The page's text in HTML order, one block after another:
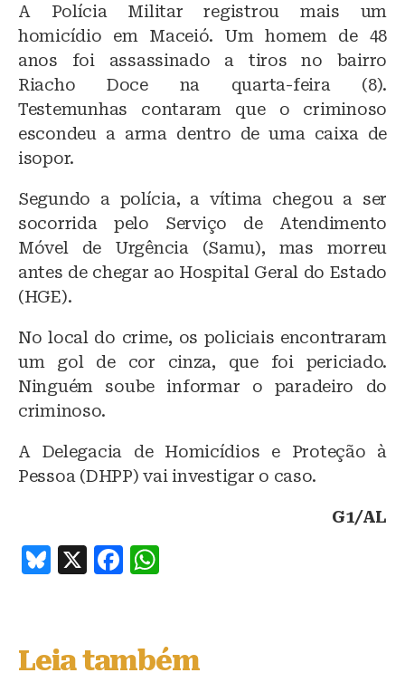
e
s
k
y
c
e
b
o
o
at
s
p
p
A Polícia Militar registrou mais um
homicídio em Maceió. Um homem de 48
anos foi assassinado a tiros no bairro
Riacho Doce na quarta-feira (8).
Testemunhas contaram que o criminoso
escondeu a arma dentro de uma caixa de
isopor.
Segundo a polícia, a vítima chegou a ser
socorrida pelo Serviço de Atendimento
Móvel de Urgência (Samu), mas morreu
antes de chegar ao Hospital Geral do Estado
(HGE).
No local do crime, os policiais encontraram
um gol de cor cinza, que foi periciado.
Ninguém soube informar o paradeiro do
criminoso.
A Delegacia de Homicídios e Proteção à
Pessoa (DHPP) vai investigar o caso.
G1/AL
B
s
k
X
F
e
b
s
A
Leia também